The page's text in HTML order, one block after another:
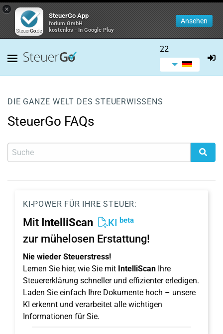
×
SteuerGo App
forium GmbH
kostenlos - In Google Play
Ansehen
22
DIE GANZE WELT DES STEUERWISSENS
SteuerGo FAQs
KI-POWER FÜR IHRE STEUER:
Mit IntelliScan KI beta
zur mühelosen Erstattung!
Nie wieder Steuerstress!
Lernen Sie hier, wie Sie mit IntelliScan Ihre
Steuererklärung schneller und effizienter erledigen.
Laden Sie einfach Ihre Dokumente hoch – unsere
KI erkennt und verarbeitet alle wichtigen
Informationen für Sie.